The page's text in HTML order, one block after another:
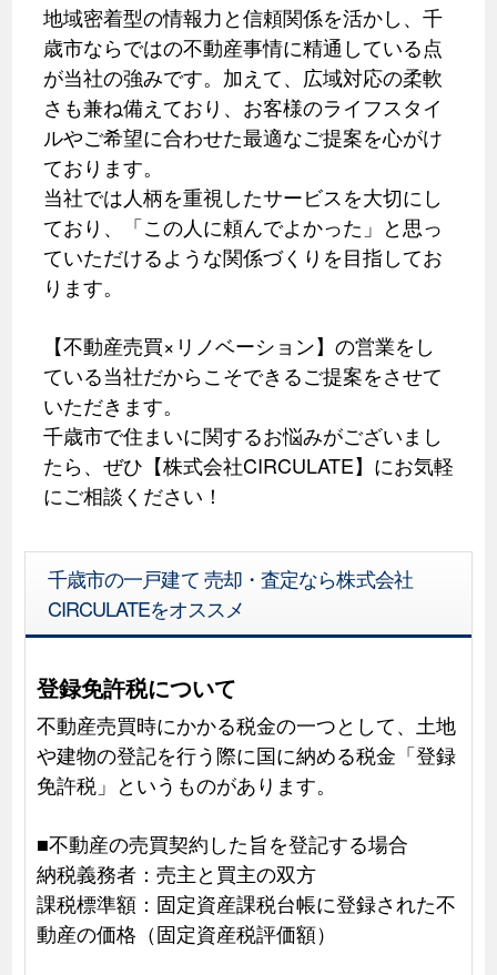
地域密着型の情報力と信頼関係を活かし、千
歳市ならではの不動産事情に精通している点
が当社の強みです。加えて、広域対応の柔軟
さも兼ね備えており、お客様のライフスタイ
ルやご希望に合わせた最適なご提案を心がけ
ております。
当社では人柄を重視したサービスを大切にし
ており、「この人に頼んでよかった」と思っ
ていただけるような関係づくりを目指してお
ります。
【不動産売買×リノベーション】の営業をし
ている当社だからこそできるご提案をさせて
いただきます。
千歳市で住まいに関するお悩みがございまし
たら、ぜひ【株式会社CIRCULATE】にお気軽
にご相談ください！
千歳市の一戸建て 売却・査定なら株式会社
CIRCULATEをオススメ
登録免許税について
不動産売買時にかかる税金の一つとして、土地
や建物の登記を行う際に国に納める税金「登録
免許税」というものがあります。
■不動産の売買契約した旨を登記する場合
納税義務者：売主と買主の双方
課税標準額：固定資産課税台帳に登録された不
動産の価格（固定資産税評価額）